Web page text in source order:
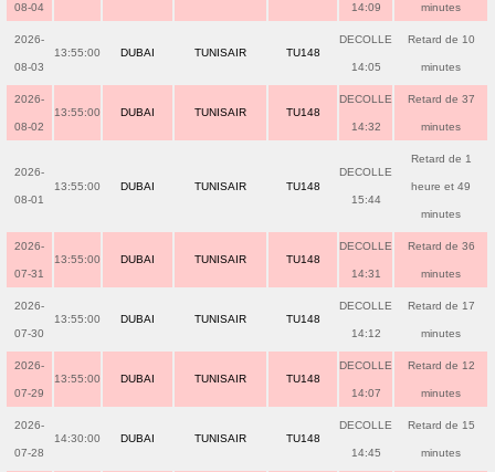
08-04 14:09 minutes
2026-
08-03
13:55:00 DUBAI TUNISAIR TU148
DECOLLE
14:05
Retard de 10
minutes
2026-
08-02
13:55:00 DUBAI TUNISAIR TU148
DECOLLE
14:32
Retard de 37
minutes
2026-
08-01
13:55:00 DUBAI TUNISAIR TU148
DECOLLE
15:44
Retard de 1
heure et 49
minutes
2026-
07-31
13:55:00 DUBAI TUNISAIR TU148
DECOLLE
14:31
Retard de 36
minutes
2026-
07-30
13:55:00 DUBAI TUNISAIR TU148
DECOLLE
14:12
Retard de 17
minutes
2026-
07-29
13:55:00 DUBAI TUNISAIR TU148
DECOLLE
14:07
Retard de 12
minutes
2026-
07-28
14:30:00 DUBAI TUNISAIR TU148
DECOLLE
14:45
Retard de 15
minutes